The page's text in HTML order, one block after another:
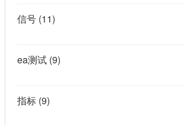
信号 (11)
ea测试 (9)
指标 (9)